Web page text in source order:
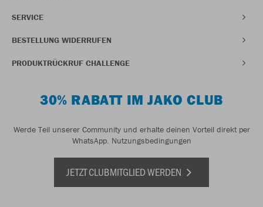
SERVICE
BESTELLUNG WIDERRUFEN
PRODUKTRÜCKRUF CHALLENGE
30% RABATT IM JAKO CLUB
Werde Teil unserer Community und erhalte deinen Vorteil direkt per
WhatsApp. Nutzungsbedingungen
JETZT CLUBMITGLIED WERDEN